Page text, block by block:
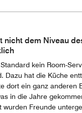
dem Niveau
kein Room-
Dazu hat die Küche
dort ein ganz anderen
in die Jahre
Freunde